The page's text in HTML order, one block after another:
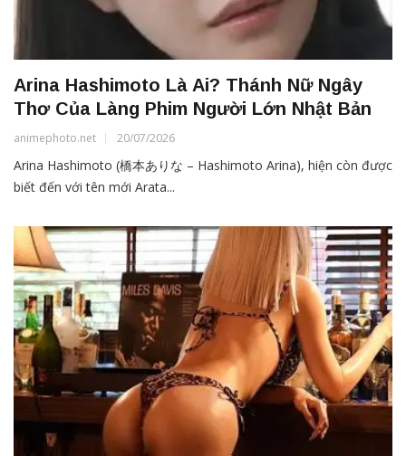
Arina Hashimoto Là Ai? Thánh Nữ Ngây
Thơ Của Làng Phim Người Lớn Nhật Bản
animephoto.net 20/07/2026
Arina Hashimoto (橋本ありな – Hashimoto Arina), hiện còn được
biết đến với tên mới Arata...